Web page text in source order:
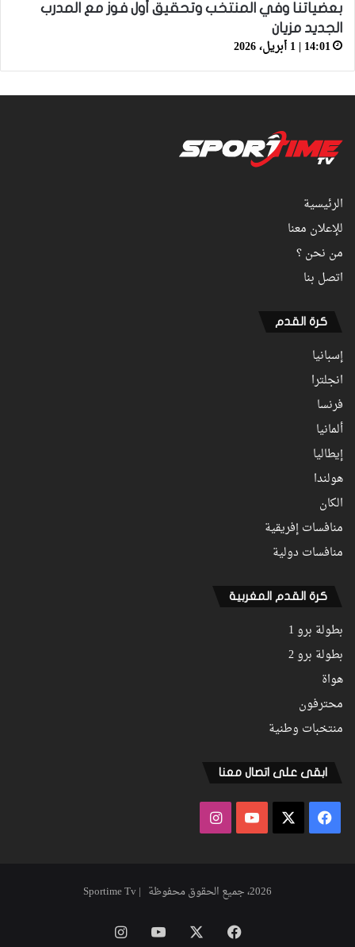
بعضياتنا وفي المنتخب وتحقيق أول فوز مع المدرب
الجديد مزيان
14:01 | 1 أبريل، 2026
الرئيسية
للإعلان معنا
من نحن ؟
اتصل بنا
كرة القدم
إسبانيا
انجلترا
فرنسا
ألمانيا
إيطاليا
هولندا
الكان
منافسات إفريقية
منافسات دولية
كرة القدم المغربية
بطولة برو 1
بطولة برو 2
هواة
محترفون
منتخبات وطنية
ابقى على اتصال معنا
فيسبوك ‫YouTubeانستقرام
2026، جميع الحقوق محفوظة | Sportime Tv
فيسبوك ‫YouTubeانستقرام